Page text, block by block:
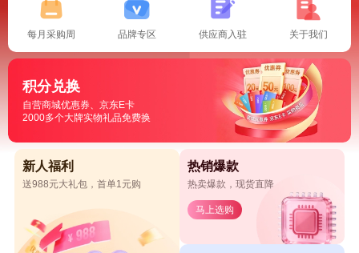
每月采购周 品牌专区 供应商入驻 关于我们
积分兑换
自营商城优惠券、京东E卡
2000多个大牌实物礼品免费换
新人福利
送988元大礼包，首单1元购
热销爆款
热卖爆款，现货直降
马上选购